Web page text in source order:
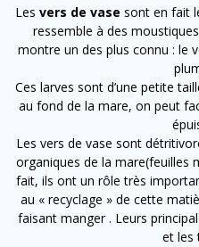
Les vers de vase sont en fait
ressemble à des
montre un des plus connu : le
Ces larves sont d’une petite
au fond de la mare, on peut
Les vers de vase sont
organiques de la
fait, ils ont un rôle très
au « recyclage » de cette
faisant manger . Leurs
et les